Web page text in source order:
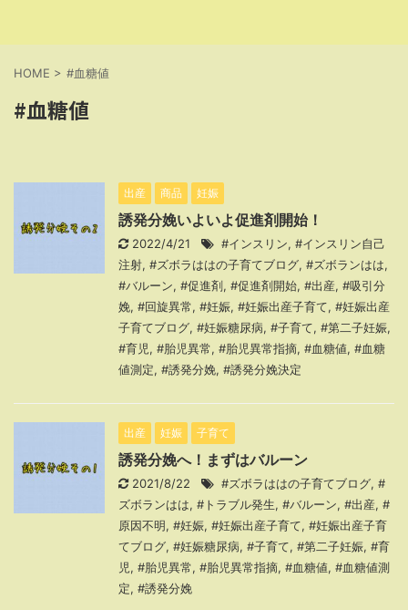
HOME > #血糖値
#血糖値
出産 商品 妊娠
誘発分娩いよいよ促進剤開始！
2022/4/21 #インスリン, #インスリン自己
注射, #ズボラははの子育てブログ, #ズボランはは,
#バルーン, #促進剤, #促進剤開始, #出産, #吸引分
娩, #回旋異常, #妊娠, #妊娠出産子育て, #妊娠出産
子育てブログ, #妊娠糖尿病, #子育て, #第二子妊娠,
#育児, #胎児異常, #胎児異常指摘, #血糖値, #血糖
値測定, #誘発分娩, #誘発分娩決定
出産 妊娠 子育て
誘発分娩へ！まずはバルーン
2021/8/22 #ズボラははの子育てブログ, #
ズボランはは, #トラブル発生, #バルーン, #出産, #
原因不明, #妊娠, #妊娠出産子育て, #妊娠出産子育
てブログ, #妊娠糖尿病, #子育て, #第二子妊娠, #育
児, #胎児異常, #胎児異常指摘, #血糖値, #血糖値測
定, #誘発分娩